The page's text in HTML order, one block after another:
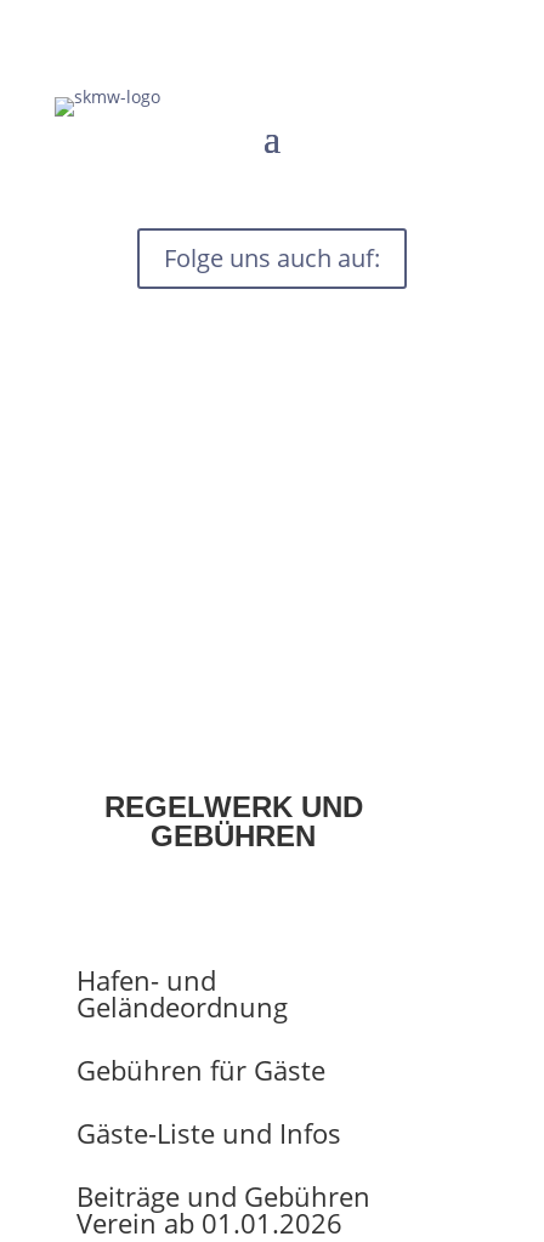
Folge uns auch auf:
REGELWERK UND
GEBÜHREN
Hafen- und
Geländeordnung
Gebühren für Gäste
Gäste-Liste und Infos
Beiträge und Gebühren
Verein ab 01.01.2026